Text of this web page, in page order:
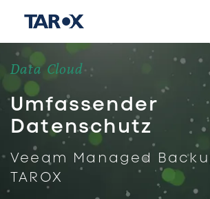
Data Cloud
Umfassender
Datenschutz
Veeam Managed
TAROX